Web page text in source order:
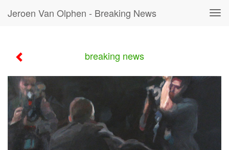
Jeroen Van Olphen - Breaking News
breaking news